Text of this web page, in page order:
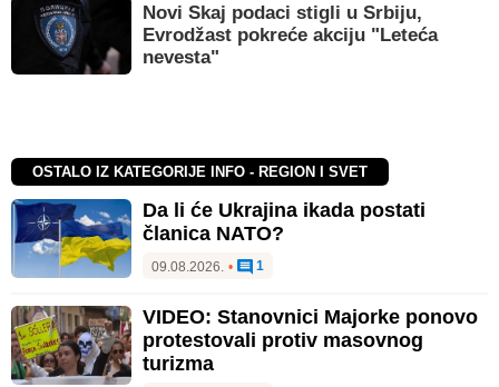
Novi Skaj podaci stigli u Srbiju,
Evrodžast pokreće akciju "Leteća
nevesta"
OSTALO IZ KATEGORIJE INFO - REGION I SVET
Da li će Ukrajina ikada postati
članica NATO?
09.08.2026. • 1
VIDEO: Stanovnici Majorke ponovo
protestovali protiv masovnog
turizma